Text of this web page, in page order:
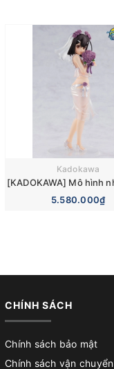
Kadokawa
5.580.000₫
CHÍNH SÁCH
Chính sách bảo mật
Chính sách vận chuyển